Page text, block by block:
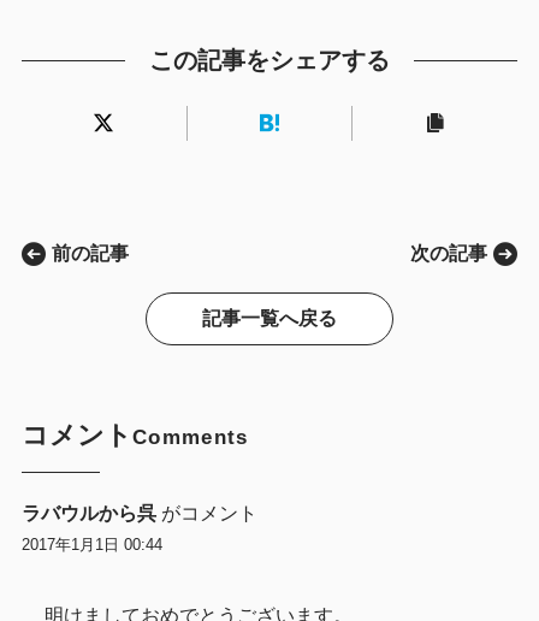
この記事をシェアする
前の記事
記事一覧へ戻る
次の記事
コメント Comments
ラバウルから呉 がコメント
2017年1月1日 00:44
明けましておめでとうございます。